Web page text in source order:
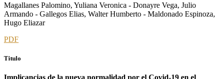
Magallanes Palomino, Yuliana Veronica - Donayre Vega, Julio
Armando - Gallegos Elias, Walter Humberto - Maldonado Espinoza,
Hugo Eliazar
PDF
Titulo